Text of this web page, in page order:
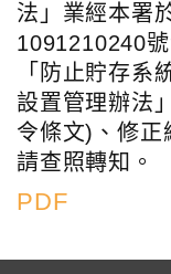
法」業經本署
1091210240
「防止貯存系
設置管理辦法
令條文)、修正
請查照轉知。
PDF